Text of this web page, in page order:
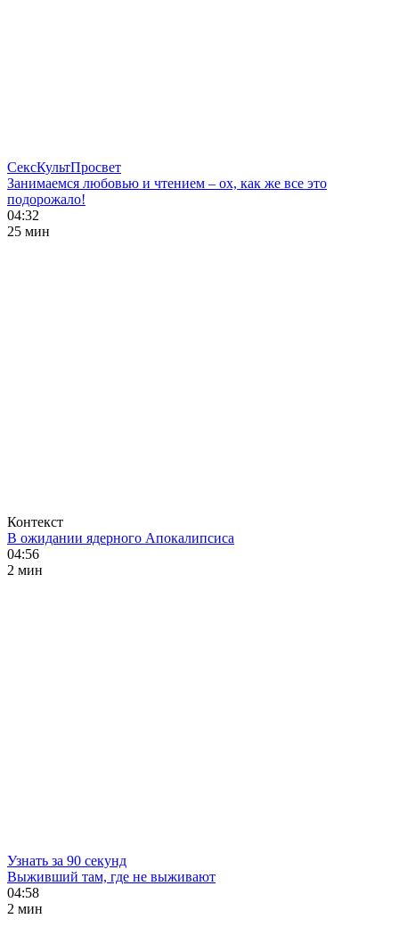
СексКультПросвет
Занимаемся любовью и чтением – ох, как же все это
подорожало!
04:32
25 мин
Контекст
В ожидании ядерного Апокалипсиса
04:56
2 мин
Узнать за 90 секунд
Выживший там, где не выживают
04:58
2 мин